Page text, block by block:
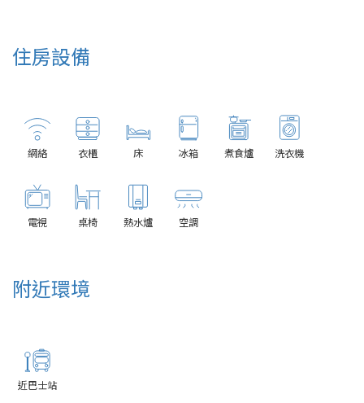
住房設備
網絡 衣櫃 床 冰箱 煮食爐 洗衣機
電視 桌椅 熱水爐 空調
附近環境
近巴士站